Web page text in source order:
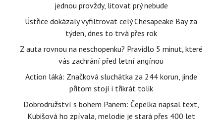
jednou provždy, litovat prý nebude
Ústřice dokázaly vyfiltrovat celý Chesapeake Bay za
týden, dnes to trvá přes rok
Z auta rovnou na neschopenku? Pravidlo 5 minut, které
vás zachrání před letní angínou
Action láká: Značková sluchátka za 244 korun, jinde
přitom stojí i třikrát tolik
Dobrodružství s bohem Panem: Čepelka napsal text,
Kubišová ho zpívala, melodie je stará přes 400 let